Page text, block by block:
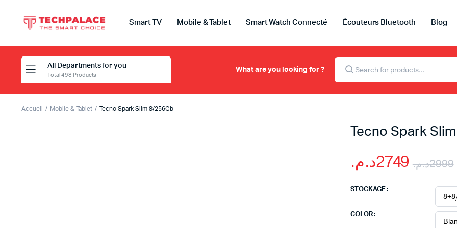
Smart TV Mobile & Tablet Smart Watch Connecté Écouteurs Bluetooth Blog
All Departments for you
Total 498 Products
What are you looking for ?
Recherche
Accueil Mobile & Tablet Tecno Spark Slim 8/256Gb
Tecno Spark
2999د.م. 2749د.م.
STOCKAGE
COLOR